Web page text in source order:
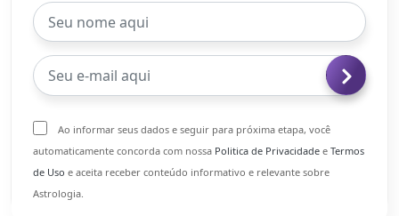
Ao informar seus dados e seguir para próxima etapa, você
automaticamente concorda com nossa Politica de Privacidade e Termos
de Uso e aceita receber conteúdo informativo e relevante sobre
Astrologia.